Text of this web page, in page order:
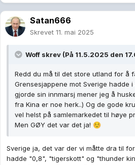
Satan666
Skrevet 11. mai 2025
Woff skrev (På 11.5.2025 den
Redd du må til det store utland for å
Grensesjappene mot Sverige hadde
gjorde sin innmarsj mener jeg å
fra Kina er noe herk..) Og de gode
vel helst på samlemarkedet til høye
Men GØY det var det ja! ☺️
Sverige ja, det var der vi måtte dra til
hadde "0,8", "tigerskott" og "thunder